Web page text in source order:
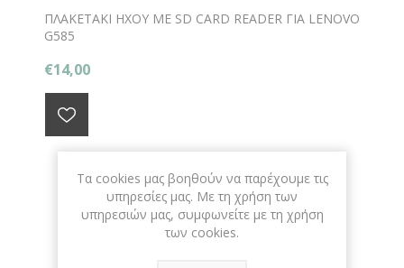
ΠΛΑΚΕΤΑΚΙ ΗΧΟΥ ΜΕ SD CARD READER ΓΙΑ LENOVO
G585
€14,00
Τα cookies μας βοηθούν να παρέχουμε τις
υπηρεσίες μας. Με τη χρήση των
υπηρεσιών μας, συμφωνείτε με τη χρήση
των cookies.